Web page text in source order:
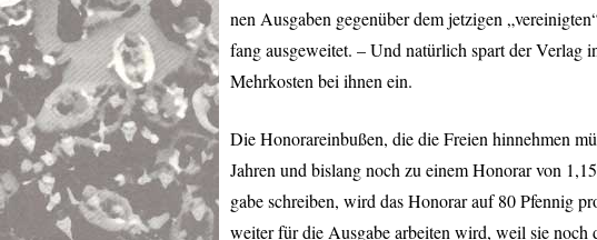
nen Ausgaben gegenüber dem jetzigen
fang ausgeweitet. – Und natürlich spart der Verlag
Mehrkosten bei ihnen ein.
Die Honorareinbußen, die die Freien hinnehmen
Jahren und bislang noch zu einem Honorar von
gabe schreiben, wird das Honorar auf 80 Pfennig
weiter für die Ausgabe arbeiten wird, weil sie noch